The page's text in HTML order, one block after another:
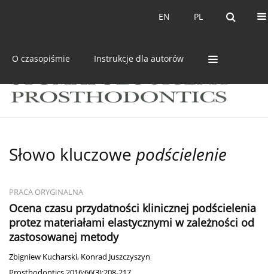
PL
EN PL
EN
O czasopiśmie Instrukcje dla autorów
Słowo kluczowe podścielenie
PRACA ORYGINALNA
Ocena czasu przydatności klinicznej podścielenia
protez materiałami elastycznymi w zależności od
zastosowanej metody
Zbigniew Kucharski, Konrad Juszczyszyn